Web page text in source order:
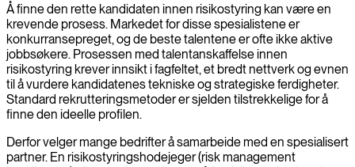
Å finne den rette kandidaten innen risikostyring kan være en
krevende prosess. Markedet for disse spesialistene er
konkurransepreget, og de beste talentene er ofte ikke aktive
jobbsøkere. Prosessen med talentanskaffelse innen
risikostyring krever innsikt i fagfeltet, et bredt nettverk og evnen
til å vurdere kandidatenes tekniske og strategiske ferdigheter.
Standard rekrutteringsmetoder er sjelden tilstrekkelige for å
finne den ideelle profilen.
Derfor velger mange bedrifter å samarbeide med en spesialisert
partner. En risikostyringshodejeger (risk management